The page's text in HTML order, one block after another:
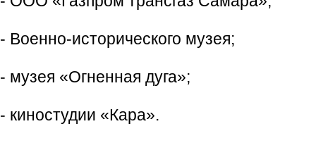
- Военно‑исторического музея;
- музея «Огненная дуга»;
- киностудии «Кара».